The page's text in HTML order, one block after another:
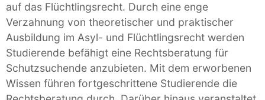
auf das Flüchtlingsrecht. Durch eine enge
Verzahnung von theoretischer und praktischer
Ausbildung im Asyl- und Flüchtlingsrecht werden
Studierende befähigt eine Rechtsberatung für
Schutzsuchende anzubieten. Mit dem erworbenen
Wissen führen fortgeschrittene Studierende die